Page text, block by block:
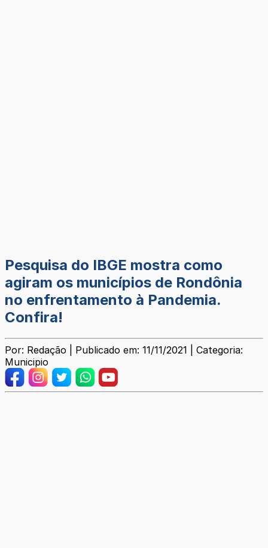
Pesquisa do IBGE mostra como
agiram os municípios de Rondônia
no enfrentamento à Pandemia.
Confira!
Por: Redação | Publicado em: 11/11/2021 | Categoria:
Municipio